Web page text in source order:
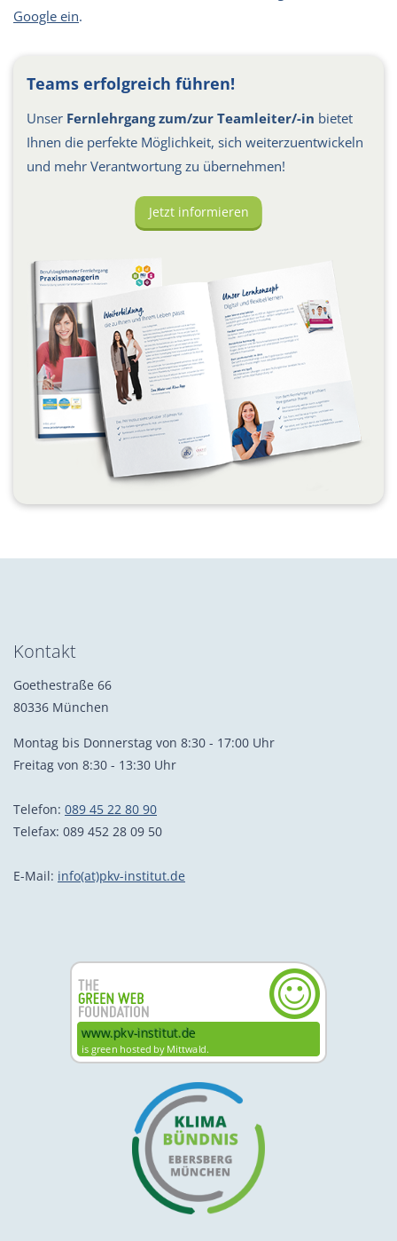
Google ein.
Teams erfolgreich führen!
Unser Fernlehrgang zum/zur Teamleiter/-in bietet
Ihnen die perfekte Möglichkeit, sich weiterzuentwickeln
und mehr Verantwortung zu übernehmen!
Jetzt informieren
Kontakt
Goethestraße 66
80336 München
Montag bis Donnerstag von 8:30 - 17:00 Uhr
Freitag von 8:30 - 13:30 Uhr
Telefon: 089 45 22 80 90
Telefax: 089 452 28 09 50
E-Mail: info(at)pkv-institut.de